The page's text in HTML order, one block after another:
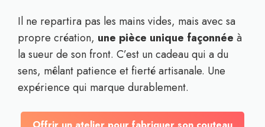
Il ne repartira pas les mains vides, mais avec sa
propre création, une pièce unique façonnée à
la sueur de son front. C’est un cadeau qui a du
sens, mêlant patience et fierté artisanale. Une
expérience qui marque durablement.